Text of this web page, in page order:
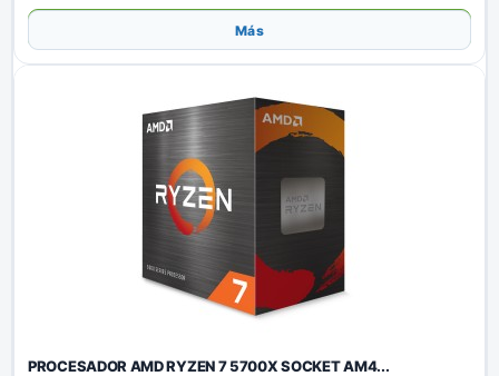
Añadir
Más
PROCESADOR AMD RYZEN 7 5700X SOCKET AM4...